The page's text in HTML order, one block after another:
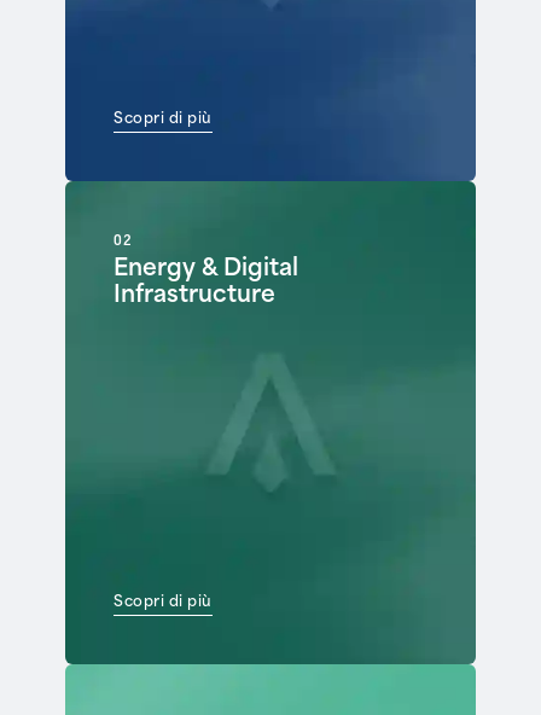
Scopri di più
02
Energy & Digital
Infrastructure
Scopri di più